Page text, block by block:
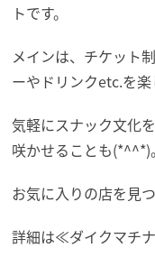
トです。
メインは、チケット
ーやドリンクetc.を楽
気軽にスナック文化
咲かせることも(*^^*)。
お気に入りの店を見
詳細は≪ダイクマチ